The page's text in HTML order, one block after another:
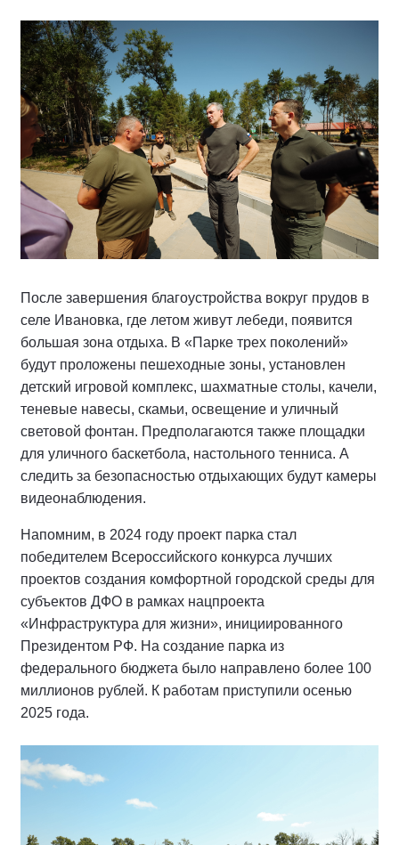
После завершения благоустройства вокруг прудов в
селе Ивановка, где летом живут лебеди, появится
большая зона отдыха. В «Парке трех поколений»
будут проложены пешеходные зоны, установлен
детский игровой комплекс, шахматные столы, качели,
теневые навесы, скамьи, освещение и уличный
световой фонтан. Предполагаются также площадки
для уличного баскетбола, настольного тенниса. А
следить за безопасностью отдыхающих будут камеры
видеонаблюдения.
Напомним, в 2024 году проект парка стал
победителем Всероссийского конкурса лучших
проектов создания комфортной городской среды для
субъектов ДФО в рамках нацпроекта
«Инфраструктура для жизни», инициированного
Президентом РФ. На создание парка из
федерального бюджета было направлено более 100
миллионов рублей. К работам приступили осенью
2025 года.